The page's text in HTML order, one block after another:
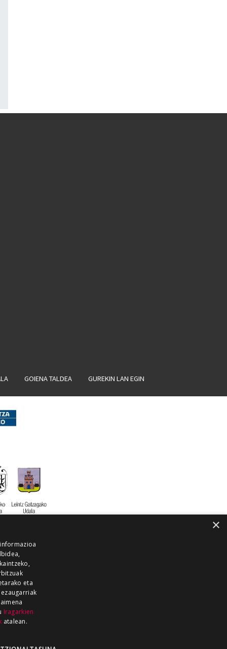
GOIENA TALDEA GUREKIN LAN EGIN
GUKA
×
eta
Iragarkien
atalean.